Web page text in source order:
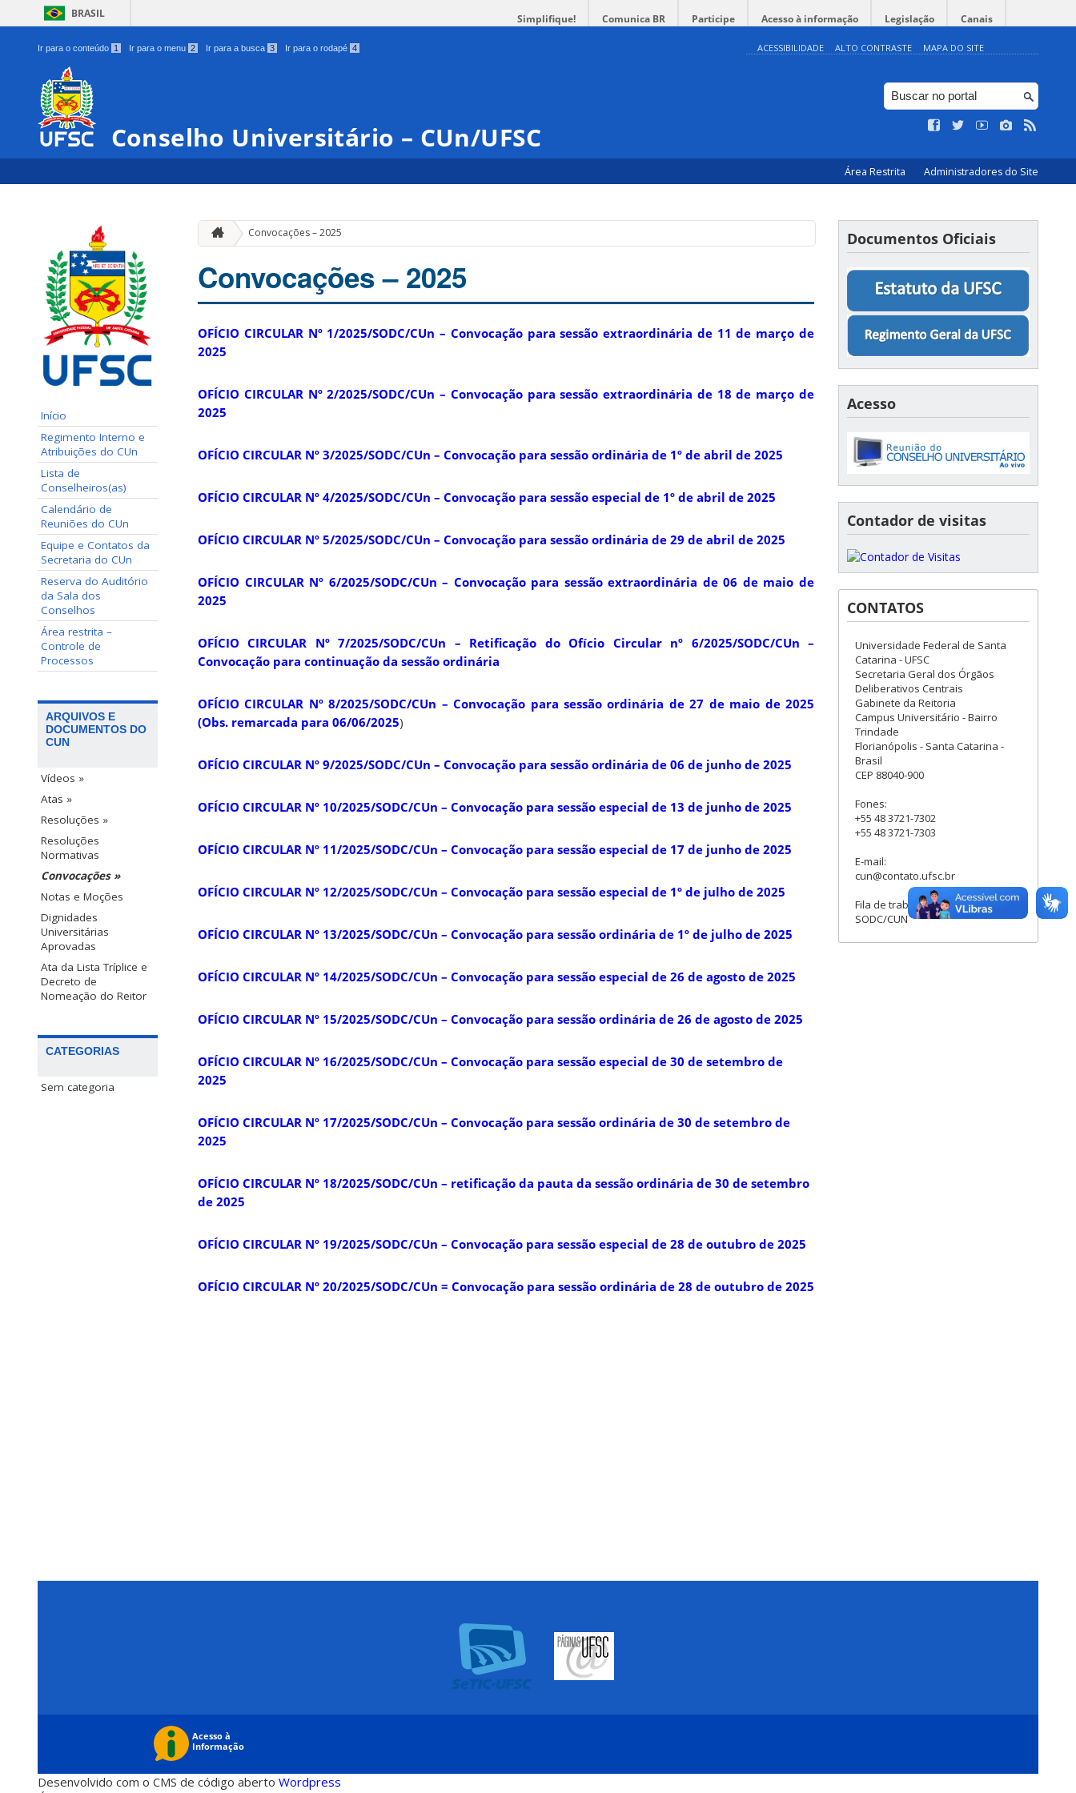
BRASIL Simplifique! Comunica BR Participe Acesso à informação Legislação Canais
Ir para o conteúdo 1 Ir para o menu 2 Ir para a busca 3 Ir para o rodapé 4 ACESSIBILIDADE ALTO CONTRASTE MAPA DO SITE
Conselho Universitário – CUn/UFSC
Área Restrita Administradores do Site
Início
Regimento Interno e
Atribuições do CUn
Lista de
Conselheiros(as)
Calendário de
Reuniões do CUn
Equipe e Contatos da
Secretaria do CUn
Reserva do Auditório
da Sala dos
Conselhos
Área restrita –
Controle de
Processos
ARQUIVOS E
DOCUMENTOS DO
CUN
Vídeos »
Atas »
Resoluções »
Resoluções
Normativas
Convocações »
Notas e Moções
Dignidades
Universitárias
Aprovadas
Ata da Lista Tríplice e
Decreto de
Nomeação do Reitor
CATEGORIAS
Sem categoria
Convocações – 2025
Convocações – 2025
OFÍCIO CIRCULAR Nº 1/2025/SODC/CUn – Convocação para sessão extraordinária de 11 de março de
2025
OFÍCIO CIRCULAR Nº 2/2025/SODC/CUn – Convocação para sessão extraordinária de 18 de março de
2025
OFÍCIO CIRCULAR Nº 3/2025/SODC/CUn – Convocação para sessão ordinária de 1º de abril de 2025
OFÍCIO CIRCULAR Nº 4/2025/SODC/CUn – Convocação para sessão especial de 1º de abril de 2025
OFÍCIO CIRCULAR Nº 5/2025/SODC/CUn – Convocação para sessão ordinária de 29 de abril de 2025
OFÍCIO CIRCULAR Nº 6/2025/SODC/CUn – Convocação para sessão extraordinária de 06 de maio de
2025
OFÍCIO CIRCULAR Nº 7/2025/SODC/CUn – Retificação do Ofício Circular nº 6/2025/SODC/CUn –
Convocação para continuação da sessão ordinária
OFÍCIO CIRCULAR Nº 8/2025/SODC/CUn – Convocação para sessão ordinária de 27 de maio de 2025
(Obs. remarcada para 06/06/2025)
OFÍCIO CIRCULAR Nº 9/2025/SODC/CUn – Convocação para sessão ordinária de 06 de junho de 2025
OFÍCIO CIRCULAR Nº 10/2025/SODC/CUn – Convocação para sessão especial de 13 de junho de 2025
OFÍCIO CIRCULAR Nº 11/2025/SODC/CUn – Convocação para sessão especial de 17 de junho de 2025
OFÍCIO CIRCULAR Nº 12/2025/SODC/CUn – Convocação para sessão especial de 1º de julho de 2025
OFÍCIO CIRCULAR Nº 13/2025/SODC/CUn – Convocação para sessão ordinária de 1º de julho de 2025
OFÍCIO CIRCULAR Nº 14/2025/SODC/CUn – Convocação para sessão especial de 26 de agosto de 2025
OFÍCIO CIRCULAR Nº 15/2025/SODC/CUn – Convocação para sessão ordinária de 26 de agosto de 2025
OFÍCIO CIRCULAR Nº 16/2025/SODC/CUn – Convocação para sessão especial de 30 de setembro de
2025
OFÍCIO CIRCULAR Nº 17/2025/SODC/CUn – Convocação para sessão ordinária de 30 de setembro de
2025
OFÍCIO CIRCULAR Nº 18/2025/SODC/CUn – retificação da pauta da sessão ordinária de 30 de setembro
de 2025
OFÍCIO CIRCULAR Nº 19/2025/SODC/CUn – Convocação para sessão especial de 28 de outubro de 2025
OFÍCIO CIRCULAR Nº 20/2025/SODC/CUn = Convocação para sessão ordinária de 28 de outubro de 2025
Documentos Oficiais
Acesso
Contador de visitas
CONTATOS
Universidade Federal de Santa
Catarina - UFSC
Secretaria Geral dos Órgãos
Deliberativos Centrais
Gabinete da Reitoria
Campus Universitário - Bairro
Trindade
Florianópolis - Santa Catarina -
Brasil
CEP 88040-900
Fones:
+55 48 3721-7302
+55 48 3721-7303
E-mail:
cun@contato.ufsc.br
Fila de trabalho no SPA:
SODC/CUN
Desenvolvido com o CMS de código aberto Wordpress